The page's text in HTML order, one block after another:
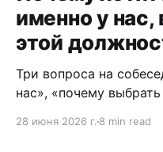
именно у нас,
этой
Три вопроса на
нас», «почему
28 июня 2026 г. 8 min read